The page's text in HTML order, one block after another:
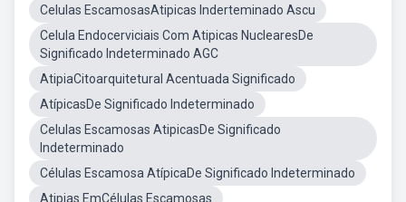
Celulas EscamosasAtipicas Inderteminado Ascu
Celula Endocerviciais Com Atipicas NuclearesDe
Significado Indeterminado AGC
AtipiaCitoarquitetural Acentuada Significado
AtípicasDe Significado Indeterminado
Celulas Escamosas AtipicasDe Significado
Indeterminado
Células Escamosa AtípicaDe Significado Indeterminado
Atipias EmCélulas Escamosas